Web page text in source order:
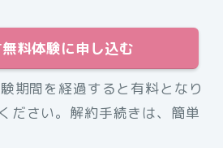
料体験に申し込む
期間を経過すると有料となり
ださい。解約手続きは、簡単